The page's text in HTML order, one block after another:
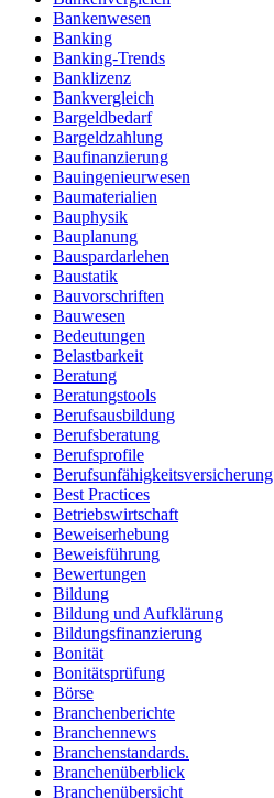
Bankenwesen
Banking
Banking-Trends
Banklizenz
Bankvergleich
Bargeldbedarf
Bargeldzahlung
Baufinanzierung
Bauingenieurwesen
Baumaterialien
Bauphysik
Bauplanung
Bauspardarlehen
Baustatik
Bauvorschriften
Bauwesen
Bedeutungen
Belastbarkeit
Beratung
Beratungstools
Berufsausbildung
Berufsberatung
Berufsprofile
Berufsunfähigkeitsversicherung
Best Practices
Betriebswirtschaft
Beweiserhebung
Beweisführung
Bewertungen
Bildung
Bildung und Aufklärung
Bildungsfinanzierung
Bonität
Bonitätsprüfung
Börse
Branchenberichte
Branchennews
Branchenstandards.
Branchenüberblick
Branchenübersicht